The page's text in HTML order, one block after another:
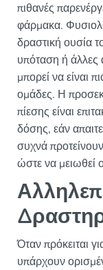
πιθανές
φάρμακα.
δραστική ουσία
υπόταση ή άλλες
μπορεί να είναι
ομάδες. Η
πίεσης είναι
δόσης, εάν
συχνά
ώστε να μειωθεί
Όταν πρόκειται
υπάρχουν